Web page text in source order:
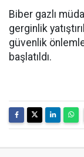
Biber gazlı
gerginlik
güvenlik
başlatıldı.